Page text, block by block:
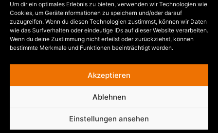
Um dir ein optimales Erlebnis zu bieten, verwenden wir Technologien wie
Cookies, um Geräteinformationen zu speichern und/oder darauf
zuzugreifen. Wenn du diesen Technologien zustimmst, können wir Daten
wie das Surfverhalten oder eindeutige IDs auf dieser Website verarbeiten.
Wenn du deine Zustimmung nicht erteilst oder zurückziehst, können
bestimmte Merkmale und Funktionen beeinträchtigt werden.
Akzeptieren
Ablehnen
Einstellungen ansehen
Telefon: 0385 / 61 72 80
E-Mail: office@sportschefe.de